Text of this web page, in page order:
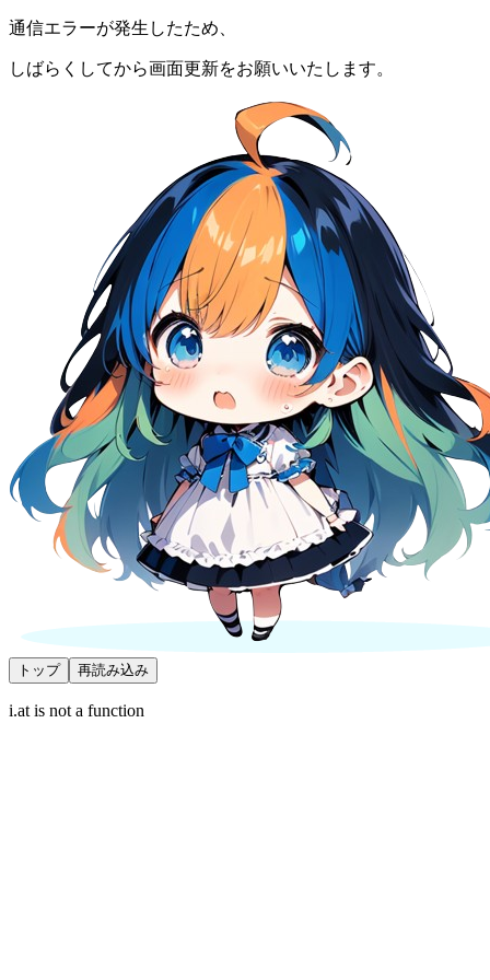
通信エラーが発生したため、
しばらくしてから画面更新をお願いいたします。
トップ 再読み込み
i.at is not a function